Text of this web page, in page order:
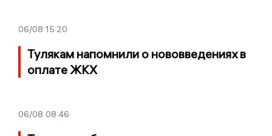
06/08 15:20
Тулякам напомнили о нововведениях в
оплате ЖКХ
06/08 08:46